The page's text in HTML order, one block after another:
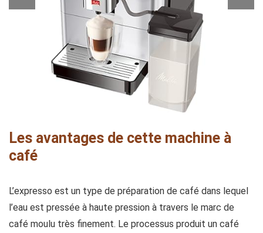
Les avantages de cette machine à
café
L’expresso est un type de préparation de café dans lequel
l’eau est pressée à haute pression à travers le marc de
café moulu très finement. Le processus produit un café